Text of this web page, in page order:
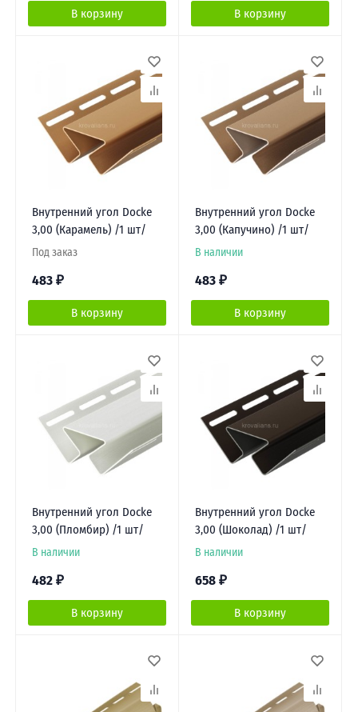
В корзину В корзину
Внутренний угол Docke
3,00 (Карамель) /1 шт/
Под заказ
483 ₽
В корзину
Внутренний угол Docke
3,00 (Капучино) /1 шт/
В наличии
483 ₽
В корзину
Внутренний угол Docke
3,00 (Пломбир) /1 шт/
В наличии
482 ₽
В корзину
Внутренний угол Docke
3,00 (Шоколад) /1 шт/
В наличии
658 ₽
В корзину